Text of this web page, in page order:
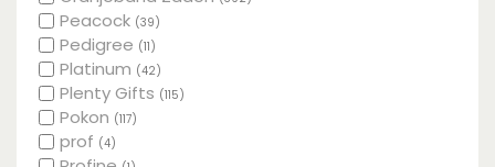
Peacock (39)
Pedigree (11)
Platinum (42)
Plenty Gifts (115)
Pokon (117)
prof (4)